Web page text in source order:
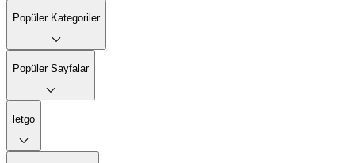
Popüler Kategoriler
Popüler Sayfalar
letgo